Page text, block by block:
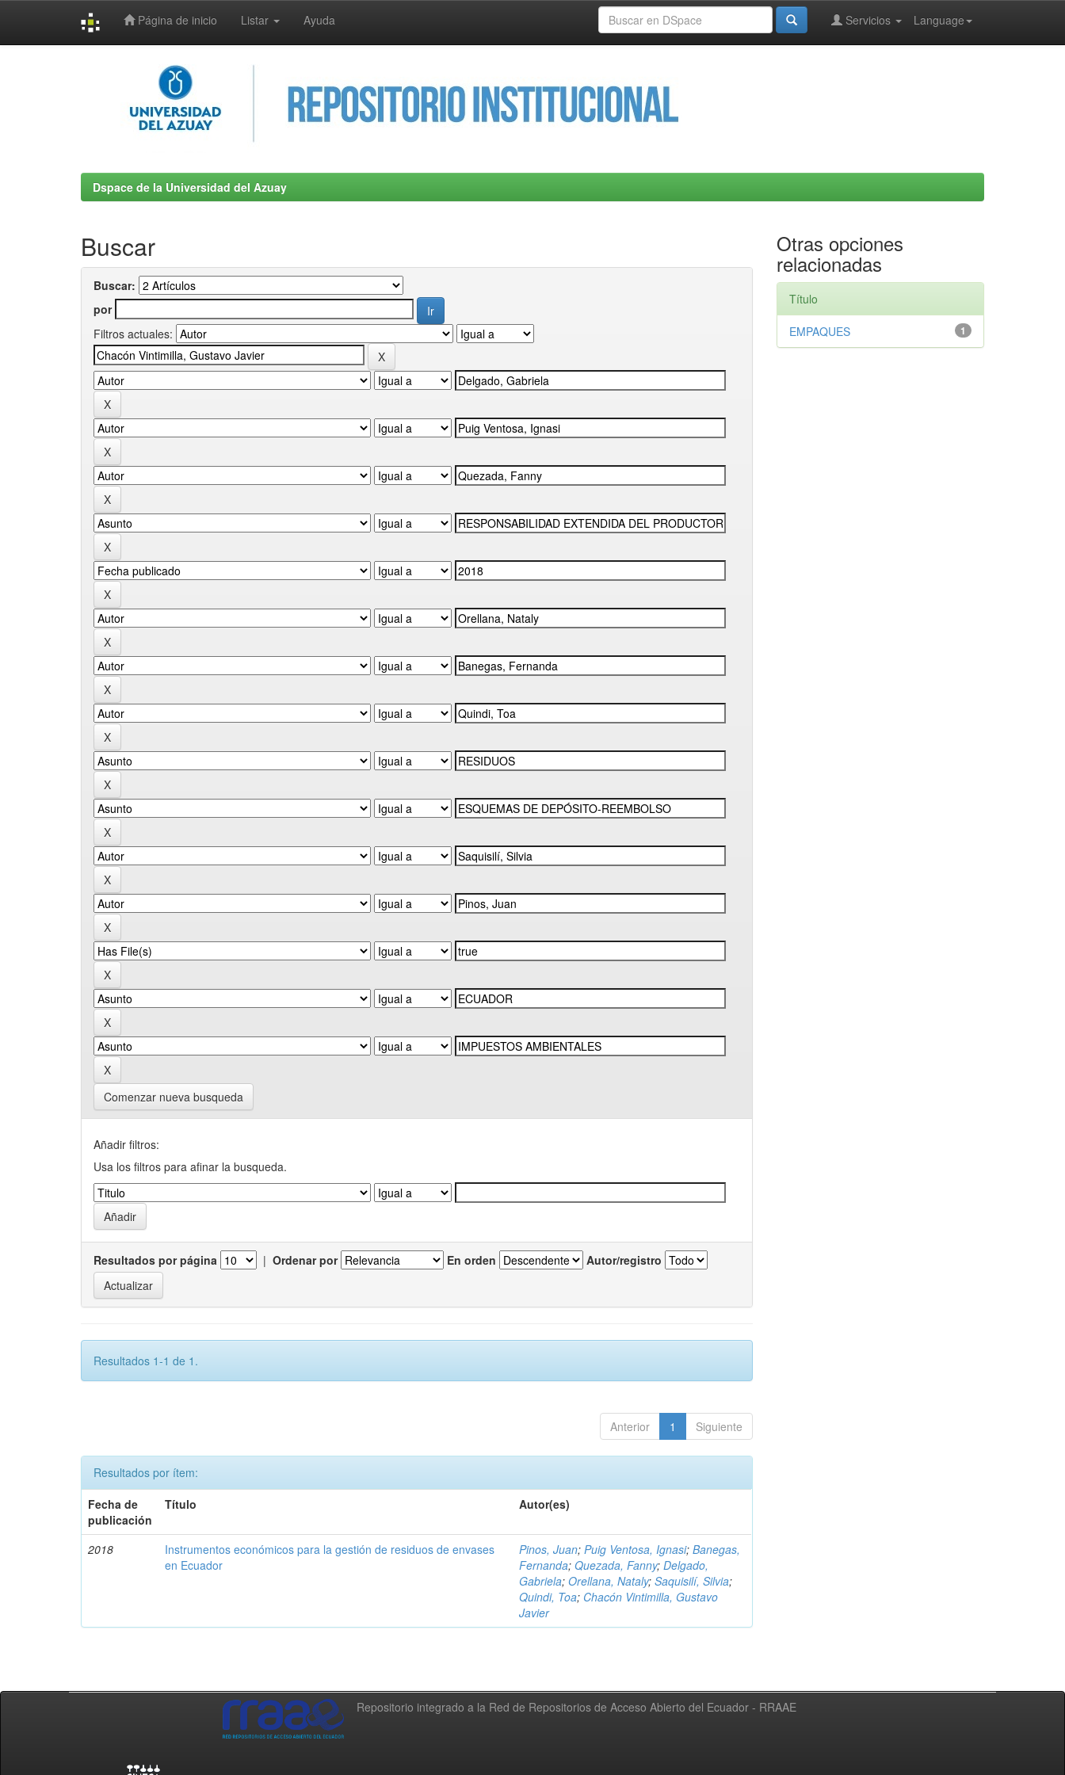
Página de inicio Listar Ayuda Language
Servicios
Dspace de la Universidad del Azuay
Buscar
Buscar:
por
Filtros actuales:
Comenzar nueva busqueda
Añadir filtros:
Usa los filtros para afinar la busqueda.
Resultados por página | Ordenar por En orden Autor/registro
Resultados 1-1 de 1.
Anterior 1 Siguiente
Resultados por ítem:
Fecha de
publicación
Título Autor(es)
2018
Instrumentos económicos para la gestión de residuos de envases
en Ecuador
Pinos, Juan;Puig Ventosa, Ignasi;Banegas,
Fernanda;Quezada, Fanny;Delgado,
Gabriela;Orellana, Nataly;Saquisilí, Silvia;
Quindi, Toa; Chacón Vintimilla, Gustavo
Javier
Otras opciones
relacionadas
Título
1
EMPAQUES
Repositorio integrado a la Red de Repositorios de Acceso Abierto del Ecuador - RRAAE